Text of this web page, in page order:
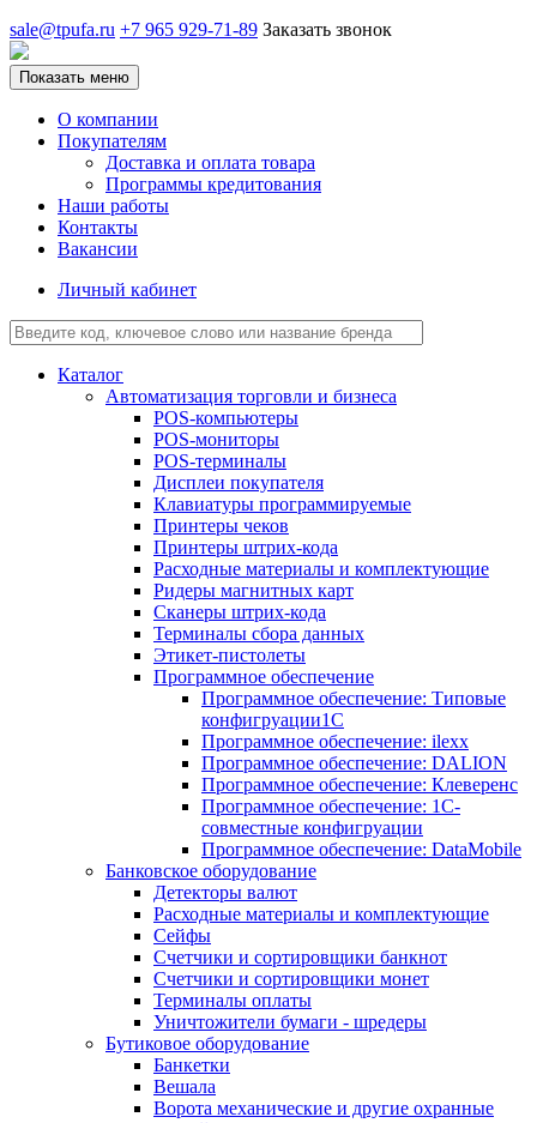
sale@tpufa.ru +7 965 929-71-89 Заказать звонок
Показать меню
О компании
Покупателям
Доставка и оплата товара
Программы кредитования
Наши работы
Контакты
Вакансии
Личный кабинет
Каталог
Автоматизация торговли и бизнеса
POS-компьютеры
POS-мониторы
POS-терминалы
Дисплеи покупателя
Клавиатуры программируемые
Принтеры чеков
Принтеры штрих-кода
Расходные материалы и комплектующие
Ридеры магнитных карт
Сканеры штрих-кода
Терминалы сбора данных
Этикет-пистолеты
Программное обеспечение
Программное обеспечение: Типовые
конфигруации1С
Программное обеспечение: ilexx
Программное обеспечение: DALION
Программное обеспечение: Клеверенс
Программное обеспечение: 1С-
совместные конфигруации
Программное обеспечение: DataMobile
Банковское оборудование
Детекторы валют
Расходные материалы и комплектующие
Сейфы
Счетчики и сортировщики банкнот
Счетчики и сортировщики монет
Терминалы оплаты
Уничтожители бумаги - шредеры
Бутиковое оборудование
Банкетки
Вешала
Ворота механические и другие охранные